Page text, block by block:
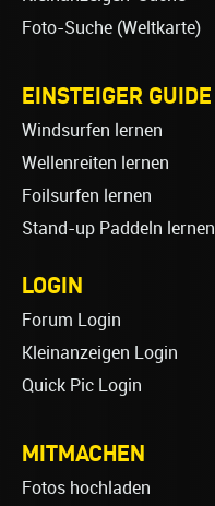
Foto-Suche (Weltkarte)
EINSTEIGER GUIDE
Windsurfen lernen
Wellenreiten lernen
Foilsurfen lernen
Stand-up Paddeln lernen
LOGIN
Forum Login
Kleinanzeigen Login
Quick Pic Login
MITMACHEN
Fotos hochladen